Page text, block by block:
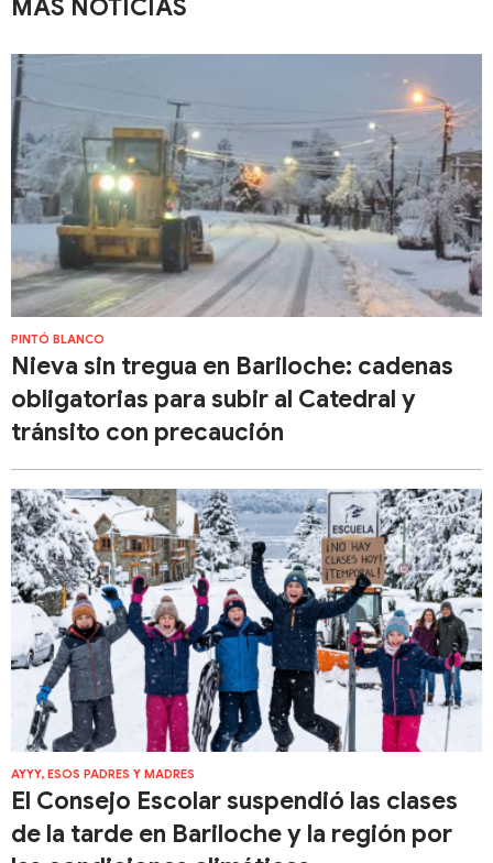
MÁS NOTICIAS
PINTÓ BLANCO
Nieva sin tregua en Bariloche: cadenas
obligatorias para subir al Catedral y
tránsito con precaución
AYYY, ESOS PADRES Y MADRES
El Consejo Escolar suspendió las clases
de la tarde en Bariloche y la región por